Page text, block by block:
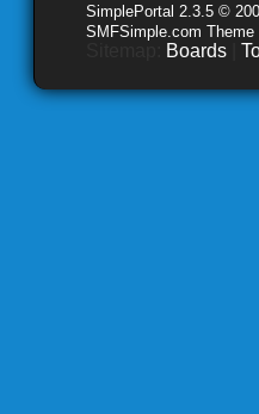
SimplePortal 2.3.5 ©
SMFSimple.com
Boards